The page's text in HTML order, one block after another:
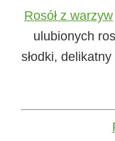
Rosół z warzyw
ulubionych
słodki,